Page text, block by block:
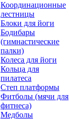
Координационные
лестницы
Блоки для йоги
Бодибары
(гимнастические
палки)
Колеса для йоги
Кольца для
пилатеса
Степ платформы
Фитболы (мячи для
фитнеса)
Медболы